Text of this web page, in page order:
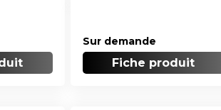
Sur demande
Fiche produit